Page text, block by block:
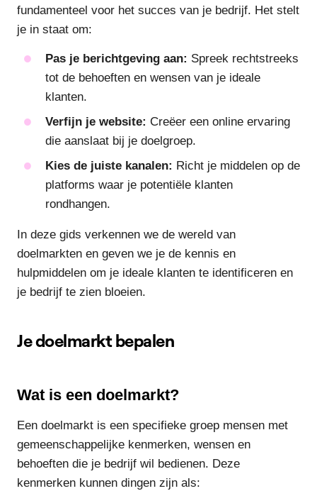
fundamenteel voor het succes van je bedrijf. Het stelt
je in staat om:
Pas je berichtgeving aan: Spreek rechtstreeks
tot de behoeften en wensen van je ideale
klanten.
Verfijn je website: Creëer een online ervaring
die aanslaat bij je doelgroep.
Kies de juiste kanalen: Richt je middelen op de
platforms waar je potentiële klanten
rondhangen.
In deze gids verkennen we de wereld van
doelmarkten en geven we je de kennis en
hulpmiddelen om je ideale klanten te identificeren en
je bedrijf te zien bloeien.
Je doelmarkt bepalen
Wat is een doelmarkt?
Een doelmarkt is een specifieke groep mensen met
gemeenschappelijke kenmerken, wensen en
behoeften die je bedrijf wil bedienen. Deze
kenmerken kunnen dingen zijn als: